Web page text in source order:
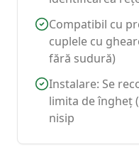
Compatibil cu
cuplele cu
fără sudură)
Instalare: Se
limita de îngheț
nisip